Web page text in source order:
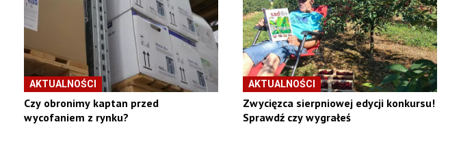
AKTUALNOŚCI
Czy obronimy kaptan przed
wycofaniem z rynku?
AKTUALNOŚCI
Zwycięzca sierpniowej edycji konkursu!
Sprawdź czy wygrałeś